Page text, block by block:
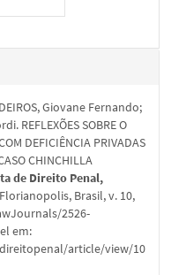
Giovane Fernando;
REFLEXÕES SOBRE O
DEFICIÊNCIA PRIVADAS
CHINCHILLA
de Direito Penal,
Brasil, v. 10,
2526-
em:
article/view/10